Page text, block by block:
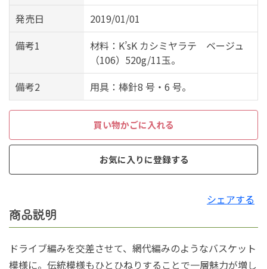
発売日
2019/01/01
備考1
材料：K’sK カシミヤラテ ベージュ
（106）520g/11玉。
備考2
用具：棒針8 号・6 号。
買い物かごに入れる
お気に入りに登録する
シェアする
商品説明
ドライブ編みを交差させて、網代編みのようなバスケット
模様に。伝統模様もひとひねりすることで一層魅力が増し